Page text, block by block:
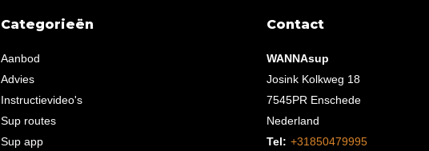
Categorieën
Aanbod
Advies
Instructievideo's
Sup routes
Sup app
Contact
WANNAsup
Josink Kolkweg 18
7545PR Enschede
Nederland
Tel: +31850479995